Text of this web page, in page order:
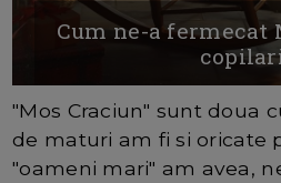
Cum ne-a fermecat
"Mos Craciun" sunt doua
de maturi am fi si oricate
"oameni mari" am avea,